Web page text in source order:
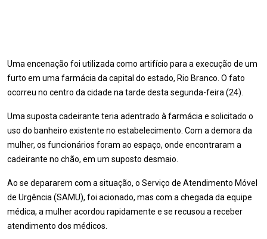
Uma encenação foi utilizada como artifício para a execução de um
furto em uma farmácia da capital do estado, Rio Branco. O fato
ocorreu no centro da cidade na tarde desta segunda-feira (24).
Uma suposta cadeirante teria adentrado à farmácia e solicitado o
uso do banheiro existente no estabelecimento. Com a demora da
mulher, os funcionários foram ao espaço, onde encontraram a
cadeirante no chão, em um suposto desmaio.
Ao se depararem com a situação, o Serviço de Atendimento Móvel
de Urgência (SAMU), foi acionado, mas com a chegada da equipe
médica, a mulher acordou rapidamente e se recusou a receber
atendimento dos médicos.